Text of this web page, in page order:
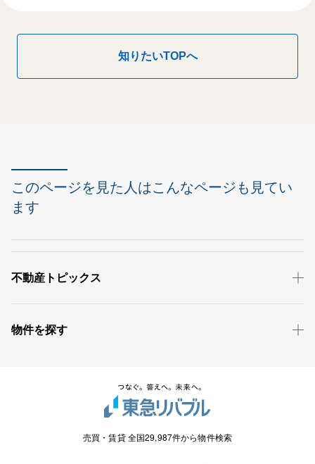
知りたいTOPへ
このページを見た人はこんなページも見てい
ます
不動産トピックス
物件を探す
売買・賃貸 全国29,987件から物件検索